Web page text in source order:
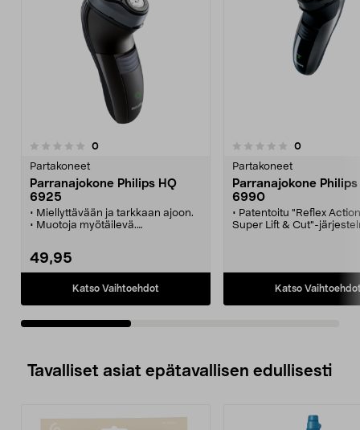
0arvostelut
Partakoneet
Parranajokone Philips HQ
6925
• Miellyttävään ja tarkkaan ajoon.
• Muotoja myötäilevä.
49,95
Katso Vaihtoehdot
0.0 viidestä
0arvostelut
Partakoneet
Parranajokone Philips
6990
• Patentoitu "Reflex
Super Lift & Cut"-
Trimmaussakset • 100-
Katso
0.0 viidestä
Tavalliset asiat epätavallisen edullisesti